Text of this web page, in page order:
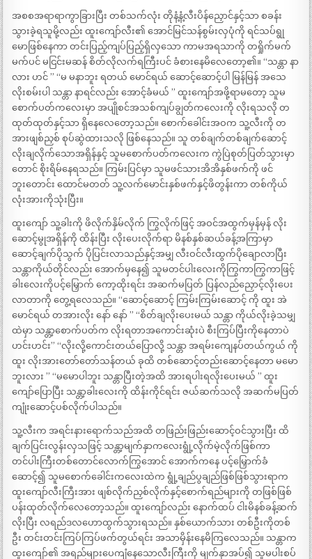
အစစအရာရာကွာခြားပြီး တစ်သက်လုံး တိုနံ့နံ့လီးပိန်ညှောင်နှင့်သာ စခန်း
သွားခဲ့ရသူမို့လည်း ထူးကျော်လီး၏ အောင်မြင်သန်စွမ်းလှပုံကို ရင်သပ်ရွု
မောဖြစ်နေကာ တင်းပြည့်ကျပ်ပြည့်ရှိလှသော ကာမအရသာကို တရှိုက်မက်
မက်ပင် မငြင်းမဆန် စိတ်လိုလက်ရကြီးပင် ခံစားနေမိလေတော့၏။ “သန္တာ နာ
လား ဟင် ” “မ မနာဘူး ရတယ် မောင်ရယ် ဆောင့်ဆောင့်ပါ မြန်မြန် အသေ
လိုးစမ်းပါ သန္တာ နာရင်လည်း အောင့်ခံမယ် ” ထူးကျော်အဖို့ရာမတော့ သူမ
စောက်ပတ်ကလေးမှာ အပျိုစင်အသစ်ကျပ်ချွတ်ကလေးကို လိုးရသလို တ
ထုတ်ထုတ်နှင့်သာ ရှိနေလေတော့သည်။ စောက်ခေါင်းအဝက သူ့လီးကို တ
အားဖျစ်ညှစ် စုပ်ဆွဲထားသလို ဖြစ်နေသည်။ သူ တစ်ချက်တစ်ချက်ဆောင့်
လိုးချလိုက်သောအရှိန်နှင့် သူမစောက်ပတ်ကလေးက ကွဲပြဲစုတ်ပြတ်သွားမှာ
တောင် စိုးရိမ်နေရသည်။ ကြမ်းပြင်မှာ သူမဖင်သားအိအိနှစ်ဖက်ကို ဖင်
ဘူးတောင်း ထောင်မတတ် သူ့လက်မောင်းနှစ်ဖက်နှင့်ဖိတွန်းကာ တစ်ကိုယ်
လုံးအားကိုသုံးပြီး။
ထူးကျော် သူ့ခါးကို ဖိလိုက်နှိမ်လိုက် ကြွလိုက်ဖြင့် အဝင်အထွက်မှန်မှန် လိုး
ဆောင့်မွုအရှိန်ကို ထိန်းပြီး လိုးပေးလိုက်ရာ မိနစ်နှစ်ဆယ်ခန့်အကြာမှာ
ဆောင့်ချက်ပိုသွက် ပိုပြင်းလာသည်နှင့်အမျှ လီးဝင်လီးထွက်ပိုချောလာပြီး
သန္တာကိုယ်တိုင်လည်း အောက်မှနေ၍ သူမတင်ပါးလေးကိုကြွကာကြွကာဖြင့်
ခါးလေးကိုပင့်မြှောက် ကော့ထိုးရင်း အဆက်မပြတ် ပြန်လည်ညှောင့်လိုးပေး
လာတာကို တွေ့ရလေသည်။ “ဆောင့်ဆောင့် ကြမ်းကြမ်းဆောင့် ကို ထူး အဲ
မောင်ရယ် တအားလိုး နော် နော် ” “စိတ်ချလိုးပေးမယ် သန္တာ ကိုယ်လိုးခဲ့သမျှ
ထဲမှာ သန္တာ့စောက်ပတ်က လိုးရတာအကောင်းဆုံးပဲ စီးကြပ်ပြီးကိုနေတာပဲ
ဟင်းဟင်း” “လိုးလို့ကောင်းတယ်ပြောလို့ သန္တာ အရမ်းကျေနပ်တယ်ကွယ် ကို
ထူး လိုးအားတော်တော်သန်တယ် ခုထိ တစ်ဆောင့်တည်းဆောင့်နေတာ မမော
ဘူးလား ” “မမောပါဘူး သန္တာပြီးတဲ့အထိ အားရပါးရလိုးပေးမယ် ” ထူး
ကျော်ပြောပြီး သန္တာ့ခါးလေးကို ထိန်းကိုင်ရင်း ဇယ်ဆက်သလို အဆက်မပြတ်
ကျုံးဆောင့်ပစ်လိုက်ပါသည်။
သူ့လီးက အရင်းနားရောက်သည်အထိ တဖြည်းဖြည်းဆောင့်ဝင်သွားပြီး ထိ
ချက်ပြင်းလွန်းလှသဖြင့် သန္တာ့မျက်နှာကလေးရွုံ့လိုက်မဲ့လိုက်ဖြစ်ကာ
တင်ပါးကြီးတစ်တောင်လောက်ကြွအောင် အောက်ကနေ ပင့်မြှောက်ခံ
ဆောင့်၍ သူမစောက်ခေါင်းကလေးထဲက ရွုံ့ချည်ပွချည်ဖြစ်ဖြစ်သွားရာက
ထူးကျော်လီးကြီးအား ဖျစ်လိုက်ညှစ်လိုက်နှင့်စောက်ရည်များကို တဖြစ်ဖြစ်
ပန်းထုတ်လိုက်လေတော့သည်။ ထူးကျော်လည်း နောက်ထပ် ငါးမိနစ်ခန့်ဆက်
လိုးပြီး လရည်ဒလဟောထွက်သွားရသည်။ နှစ်ယောက်သား တစ်ဦးကိုတစ်
ဦး တင်းတင်းကြပ်ကြပ်ဖက်တွယ်ရင်း အသာမှိန်းနေမိကြလေသည်။ သန္တာက
ထူးကျော်၏ အရည်များပေကျံနေသောလီးကြီးကို မျက်နှာအပ်၍ သူမပါးစပ်